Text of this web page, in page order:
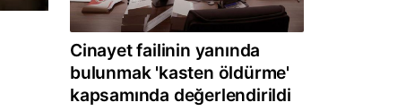
Cinayet failinin yanında
bulunmak 'kasten öldürme'
kapsamında değerlendirildi